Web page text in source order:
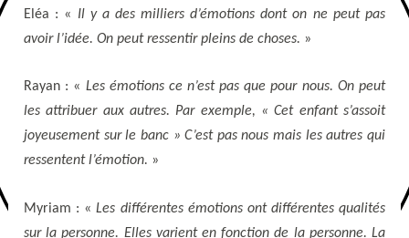
Eléa : « Il y a des milliers d’émotions dont on ne peut pas
avoir l’idée. On peut ressentir pleins de choses. »
Rayan : « Les émotions ce n’est pas que pour nous. On peut
les attribuer aux autres. Par exemple, « Cet enfant s’assoit
joyeusement sur le banc » C’est pas nous mais les autres qui
ressentent l’émotion. »
Myriam : «Les différentes émotions ont différentes qualités
sur la personne. Elles varient en fonction de la personne. La